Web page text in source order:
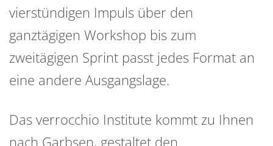
vierstündigen Impuls über den
ganztägigen Workshop bis zum
zweitägigen Sprint passt jedes Format an
eine andere Ausgangslage.
Das verrocchio Institute kommt zu Ihnen
nach Garbsen, gestaltet den